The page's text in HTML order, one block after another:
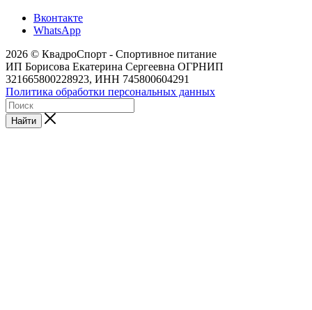
Вконтакте
WhatsApp
2026 © КвадроСпорт - Спортивное питание
ИП Борисова Екатерина Сергеевна ОГРНИП
321665800228923, ИНН 745800604291
Политика обработки персональных данных
Найти